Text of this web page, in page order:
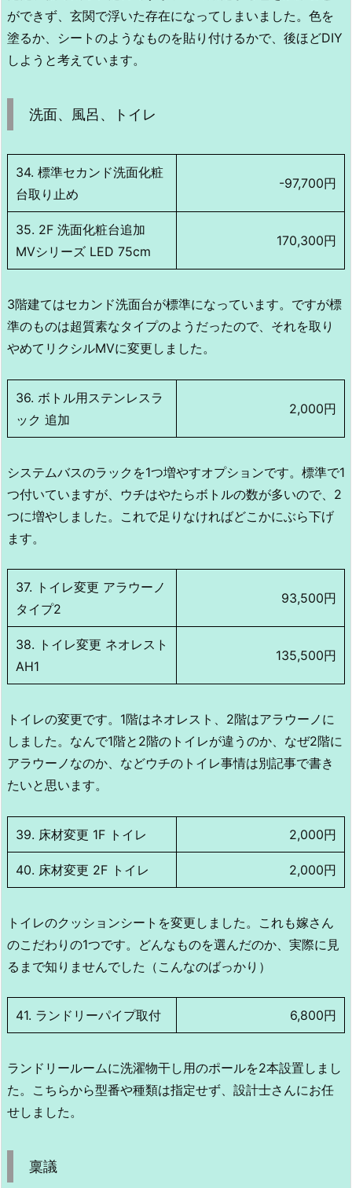
ができず、玄関で浮いた存在になってしまいました。色を
塗るか、シートのようなものを貼り付けるかで、後ほどDIY
しようと考えています。
洗面、風呂、トイレ
34. 標準セカンド洗面化粧
台取り止め
-97,700円
35. 2F 洗面化粧台追加
MVシリーズ LED 75cm
170,300円
3階建てはセカンド洗面台が標準になっています。ですが標
準のものは超質素なタイプのようだったので、それを取り
やめてリクシルMVに変更しました。
36. ボトル用ステンレスラ
ック 追加
2,000円
システムバスのラックを1つ増やすオプションです。標準で1
つ付いていますが、ウチはやたらボトルの数が多いので、2
つに増やしました。これで足りなければどこかにぶら下げ
ます。
37. トイレ変更 アラウーノ
タイプ2
93,500円
38. トイレ変更 ネオレスト
AH1
135,500円
トイレの変更です。1階はネオレスト、2階はアラウーノに
しました。なんで1階と2階のトイレが違うのか、なぜ2階に
アラウーノなのか、などウチのトイレ事情は別記事で書き
たいと思います。
39. 床材変更 1F トイレ 2,000円
40. 床材変更 2F トイレ 2,000円
トイレのクッションシートを変更しました。これも嫁さん
のこだわりの1つです。どんなものを選んだのか、実際に見
るまで知りませんでした（こんなのばっかり）
41. ランドリーパイプ取付 6,800円
ランドリールームに洗濯物干し用のポールを2本設置しまし
た。こちらから型番や種類は指定せず、設計士さんにお任
せしました。
稟議